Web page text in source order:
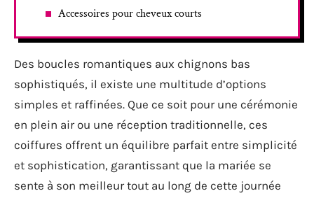
Accessoires pour cheveux courts
Des boucles romantiques aux chignons bas
sophistiqués, il existe une multitude d’options
simples et raffinées. Que ce soit pour une cérémonie
en plein air ou une réception traditionnelle, ces
coiffures offrent un équilibre parfait entre simplicité
et sophistication, garantissant que la mariée se
sente à son meilleur tout au long de cette journée